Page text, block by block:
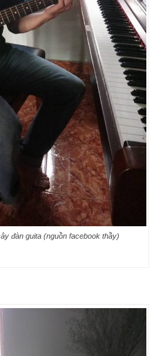
đàn guita (nguồn facebook thầy)